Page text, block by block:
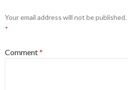
Your email address will not be published.
*
Comment*